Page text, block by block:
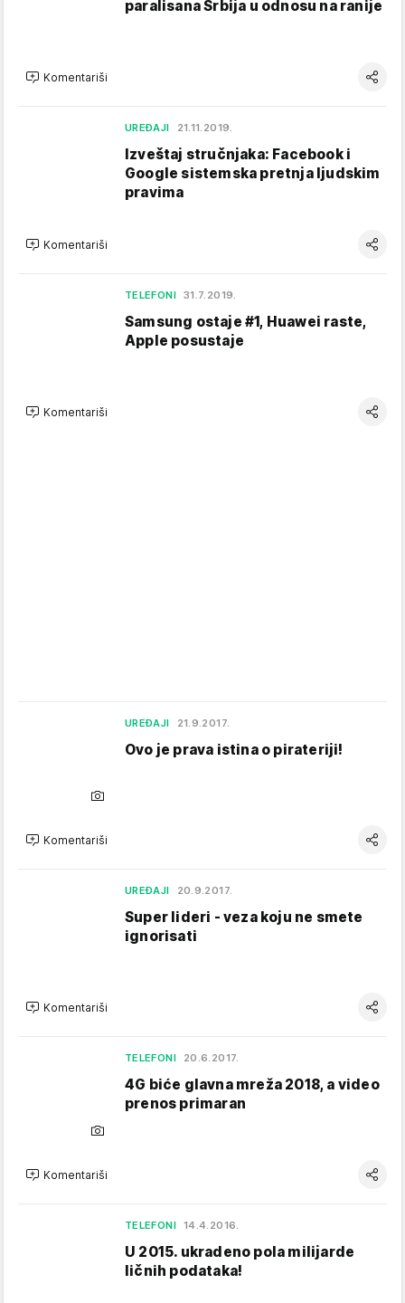
paralisana Srbija u odnosu na ranije
Komentariši
UREĐAJI 21.11.2019.
Izveštaj stručnjaka: Facebook i
Google sistemska pretnja ljudskim
pravima
Komentariši
TELEFONI 31.7.2019.
Samsung ostaje #1, Huawei raste,
Apple posustaje
Komentariši
UREĐAJI 21.9.2017.
Ovo je prava istina o pirateriji!
Komentariši
UREĐAJI 20.9.2017.
Super lideri - veza koju ne smete
ignorisati
Komentariši
TELEFONI 20.6.2017.
4G biće glavna mreža 2018, a video
prenos primaran
Komentariši
TELEFONI 14.4.2016.
U 2015. ukradeno pola milijarde
ličnih podataka!